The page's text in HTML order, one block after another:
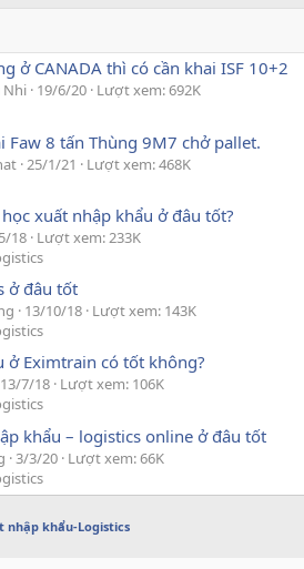
ở CANADA thì có cần khai ISF 10+2
Nhi 19/6/20 Lượt xem: 692K
Faw 8 tấn Thùng 9M7 chở pallet.
25/1/21
Lượt xem: 468K
học xuất nhập khẩu ở đâu tốt?
18 Lượt xem: 233K
ở đâu tốt
13/10/18 Lượt xem: 143K
ở Eximtrain có tốt không?
13/7/18 Lượt xem: 106K
khẩu – logistics online ở đâu tốt
3/3/20 Lượt xem: 66K
nhập khẩu-Logistics